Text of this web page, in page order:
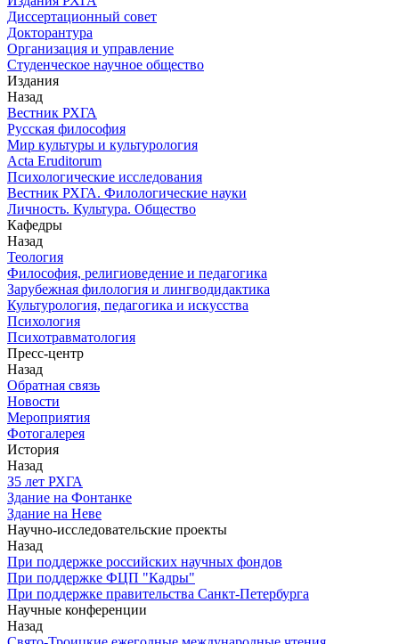
Диссертационный совет
Докторантура
Организация и управление
Студенческое научное общество
Издания
Назад
Вестник РХГА
Русская философия
Мир культуры и культурология
Acta Eruditorum
Психологические исследования
Вестник РХГА. Филологические науки
Личность. Культура. Общество
Кафедры
Назад
Теология
Философия, религиоведение и педагогика
Зарубежная филология и лингводидактика
Культурология, педагогика и искусства
Психология
Психотравматология
Пресс-центр
Назад
Обратная связь
Новости
Мероприятия
Фотогалерея
История
Назад
З5 лет РХГА
Здание на Фонтанке
Здание на Неве
Научно-исследовательские проекты
Назад
При поддержке российских научных фондов
При поддержке ФЦП "Кадры"
При поддержке правительства Санкт-Петербурга
Научные конференции
Назад